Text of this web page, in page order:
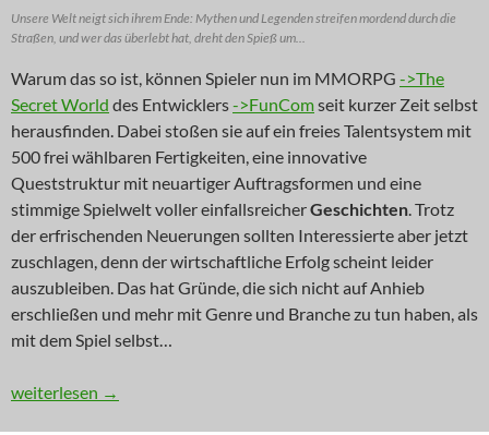
Unsere Welt neigt sich ihrem Ende: Mythen und Legenden streifen mordend durch die
Straßen, und wer das überlebt hat, dreht den Spieß um...
Warum das so ist, können Spieler nun im MMORPG ->The
Secret World des Entwicklers->FunComseit kurzer Zeit selbst
herausfinden. Dabei stoßen sie auf ein freies Talentsystem mit
500 frei wählbaren Fertigkeiten, eine innovative
Queststruktur mit neuartiger Auftragsformen und eine
stimmige Spielwelt voller einfallsreicherGeschichten. Trotz
der erfrischenden Neuerungen sollten Interessierte aber jetzt
zuschlagen, denn der wirtschaftliche Erfolg scheint leider
auszubleiben. Das hat Gründe, die sich nicht auf Anhieb
erschließen und mehr mit Genre und Branche zu tun haben, als
mit dem Spiel selbst…
INNOVATION: Da wohnt doch was im Schrank
weiterlesen →